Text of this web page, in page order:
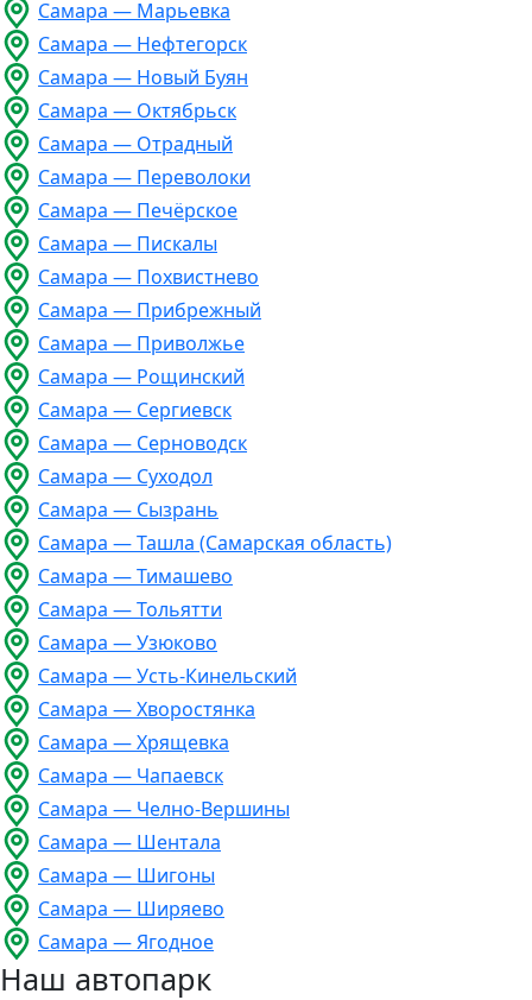
Самара — Марьевка
Самара — Нефтегорск
Самара — Новый Буян
Самара — Октябрьск
Самара — Отрадный
Самара — Переволоки
Самара — Печёрское
Самара — Пискалы
Самара — Похвистнево
Самара — Прибрежный
Самара — Приволжье
Самара — Рощинский
Самара — Сергиевск
Самара — Серноводск
Самара — Суходол
Самара — Сызрань
Самара — Ташла (Самарская область)
Самара — Тимашево
Самара — Тольятти
Самара — Узюково
Самара — Усть-Кинельский
Самара — Хворостянка
Самара — Хрящевка
Самара — Чапаевск
Самара — Челно-Вершины
Самара — Шентала
Самара — Шигоны
Самара — Ширяево
Самара — Ягодное
Наш автопарк